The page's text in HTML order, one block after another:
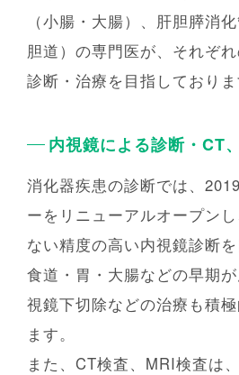
（⼩腸・⼤腸）、肝胆膵消
胆道）の専⾨医が、それぞ
診断・治療を⽬指しておりま
内視鏡による診断・CT
消化器疾患の診断では、
ーをリニューアルオープン
ない精度の⾼い内視鏡診断を
⾷道・胃・⼤腸などの早期
視鏡下切除などの治療も積
ます。
また、CT検査、MRI検査は